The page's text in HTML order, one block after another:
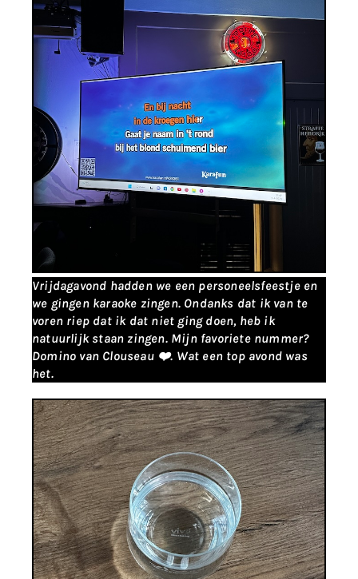
Vrijdagavond hadden we een personeelsfeestje en
we gingen karaoke zingen. Ondanks dat ik van te
voren riep dat ik dat niet ging doen, heb ik
natuurlijk staan zingen. Mijn favoriete nummer?
Domino van Clouseau ❤️. Wat een top avond was
het.